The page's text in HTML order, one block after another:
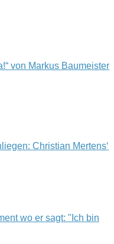
von Markus Baumeister
Christian Mertens‘
wo er sagt: "Ich bin